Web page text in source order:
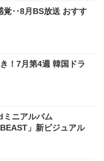
覚‥8月BS放送 おすす
！7月第4週 韓国ドラ
ミニアルバム
」新ビジュアル